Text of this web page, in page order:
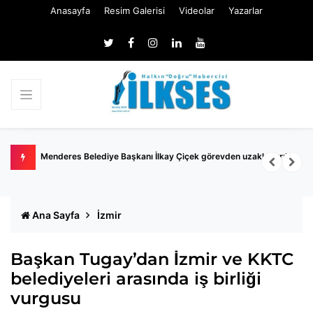
Anasayfa Resim Galerisi Videolar Yazarlar
Menderes Belediye Başkanı İlkay Çiçek görevden uzaklaştırıldı
Ana Sayfa İzmir
Başkan Tugay’dan İzmir ve KKTC
belediyeleri arasında iş birliği
vurgusu